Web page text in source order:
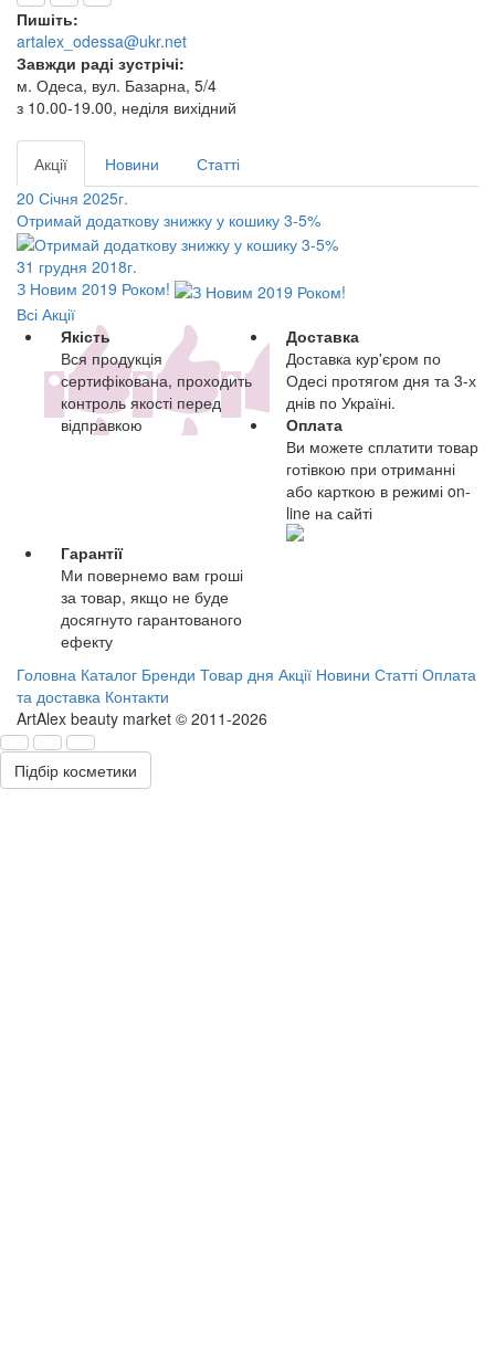
Пишіть:
artalex_odessa@ukr.net
Завжди раді зустрічі:
м. Одеса, вул. Базарна, 5/4
з 10.00-19.00, неділя вихідний
Акції Новини
Статті
20 Січня 2025г.
Отримай додаткову знижку у кошику 3-5%
31 грудня 2018г.
З Новим 2019 Роком!
Всі Акції
Якість
Вся продукція
сертифікована, проходить
контроль якості перед
відправкою
Доставка
Доставка кур'єром по
Одесі протягом дня та 3-х
днів по Україні.
Оплата
Ви можете сплатити товар
готівкою при отриманні
або карткою в режимі on-
line на сайті
Гарантії
Ми повернемо вам гроші
за товар, якщо не буде
досягнуто гарантованого
ефекту
Головна Каталог Бренди Товар дня Акції Новини Статті Оплата
та доставка Контакти
ArtAlex beauty market © 2011-2026
Підбір косметики